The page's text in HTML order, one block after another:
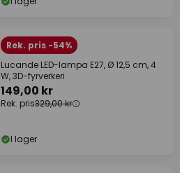
Rek. pris -54%
Lucande LED-lampa E27, Ø 12,5 cm, 4
W, 3D-fyrverkeri
149,00 kr
Rek. pris329,00 kr
I lager